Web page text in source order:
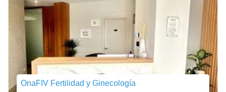
OnaFIV Fertilidad y Ginecología